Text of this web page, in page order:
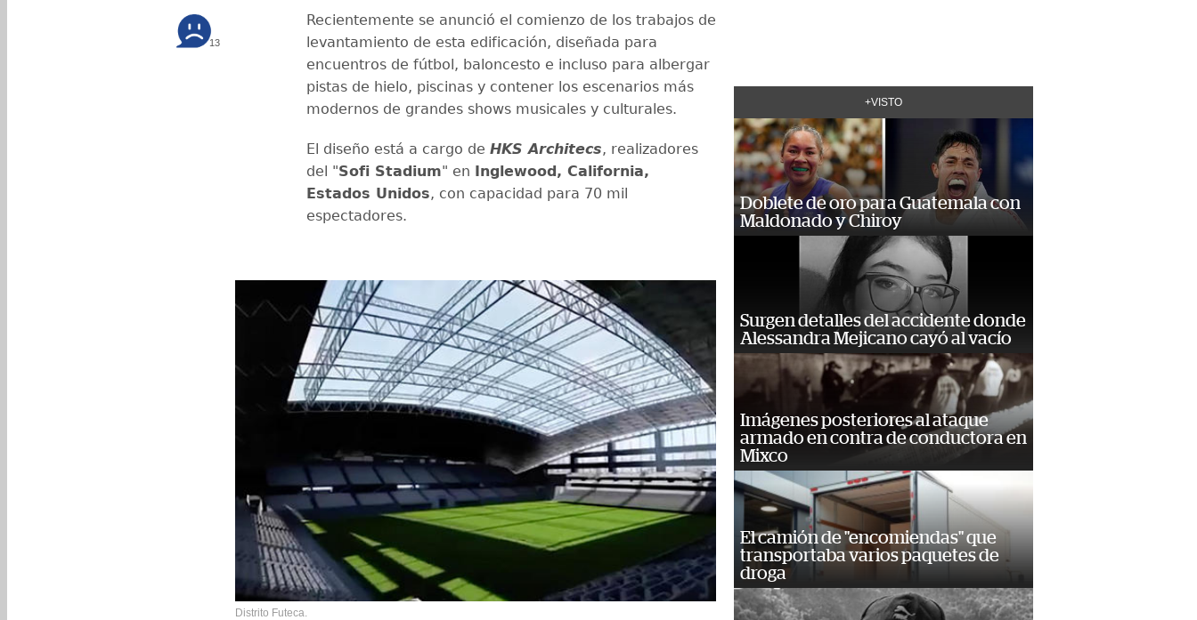
13
Recientemente se anunció el comienzo de los trabajos de
levantamiento de esta edificación, diseñada para
encuentros de fútbol, baloncesto e incluso para albergar
pistas de hielo, piscinas y contener los escenarios más
modernos de grandes shows musicales y culturales.
El diseño está a cargo de HKS Architecs, realizadores
del "Sofi Stadium" en Inglewood, California,
Estados Unidos, con capacidad para 70 mil
espectadores.
Distrito Futeca.
+VISTO
Doblete de oro para Guatemala con
Maldonado y Chiroy
Surgen detalles del accidente donde
Alessandra Mejicano cayó al vacío
Imágenes posteriores al ataque
armado en contra de conductora en
Mixco
El camión de "encomiendas" que
transportaba varios paquetes de
droga